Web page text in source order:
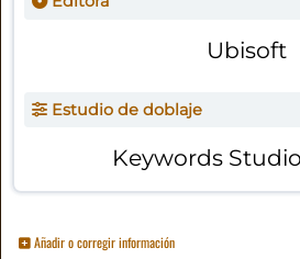
Ubisoft
Estudio de doblaje
Keywords
Añadir o corregir información